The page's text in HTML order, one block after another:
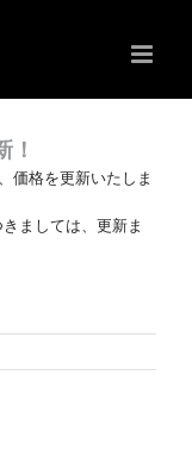
！
価格を更新いたしま
ましては、更新ま